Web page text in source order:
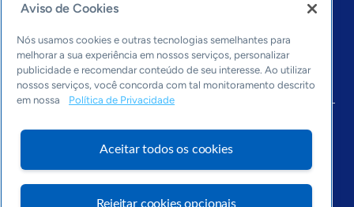
Economia & Política
Inovação & Tecnologia
Cultura empreendedora
Dados
Arquivo
Aviso de Cookies
Nós usamos cookies e outras tecnologias semelhantes para
melhorar a sua experiência em nossos serviços, personalizar
publicidade e recomendar conteúdo de seu interesse. Ao utilizar
nossos serviços, você concorda com tal monitoramento descrito
em nossa
Política de Privacidade
Aceitar todos os cookies
Rejeitar cookies opcionais